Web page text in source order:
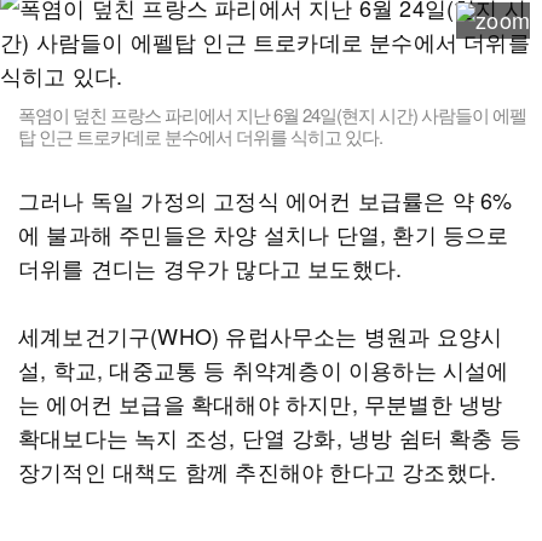
폭염이 덮친 프랑스 파리에서 지난 6월 24일(현지 시간) 사람들이 에펠
탑 인근 트로카데로 분수에서 더위를 식히고 있다.
그러나 독일 가정의 고정식 에어컨 보급률은 약 6%
에 불과해 주민들은 차양 설치나 단열, 환기 등으로
더위를 견디는 경우가 많다고 보도했다.
세계보건기구(WHO) 유럽사무소는 병원과 요양시
설, 학교, 대중교통 등 취약계층이 이용하는 시설에
는 에어컨 보급을 확대해야 하지만, 무분별한 냉방
확대보다는 녹지 조성, 단열 강화, 냉방 쉼터 확충 등
장기적인 대책도 함께 추진해야 한다고 강조했다.